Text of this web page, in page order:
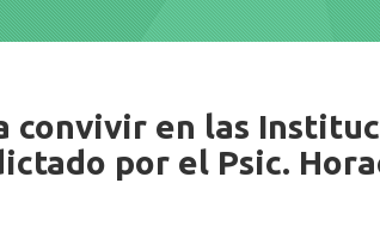
convivir en las
por el Psic.